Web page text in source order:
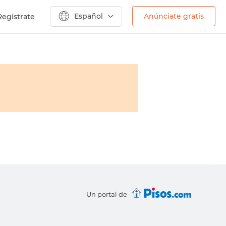
Español Anúnciate gratis
Un portal de